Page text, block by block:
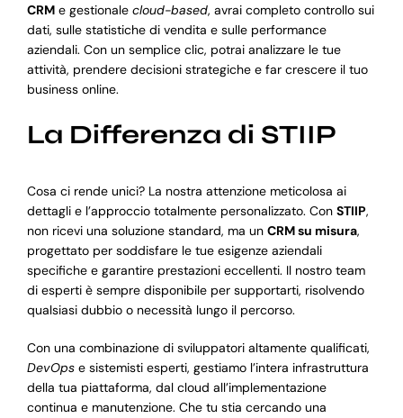
CRMe gestionale cloud-based, avrai completo controllo sui
dati, sulle statistiche di vendita e sulle performance
aziendali. Con un semplice clic, potrai analizzare le tue
attività, prendere decisioni strategiche e far crescere il tuo
business online.
La Differenza di STIIP
Cosa ci rende unici? La nostra attenzione meticolosa ai
dettagli e l’approccio totalmente personalizzato. Con STIIP,
non ricevi una soluzione standard, ma un CRM su misura,
progettato per soddisfare le tue esigenze aziendali
specifiche e garantire prestazioni eccellenti. Il nostro team
di esperti è sempre disponibile per supportarti, risolvendo
qualsiasi dubbio o necessità lungo il percorso.
Con una combinazione di sviluppatori altamente qualificati,
DevOpse sistemisti esperti, gestiamo l’intera infrastruttura
della tua piattaforma, dal cloud all’implementazione
continua e manutenzione. Che tu stia cercando una